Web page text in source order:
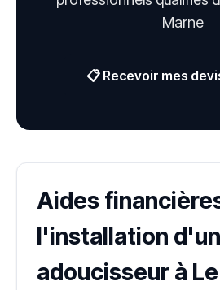
Marne
📋 Recevoir mes
Aides
l'installation d'un
adoucisseur à